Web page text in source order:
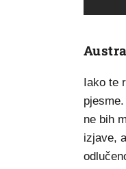
Iako te
ne bih
izjave,